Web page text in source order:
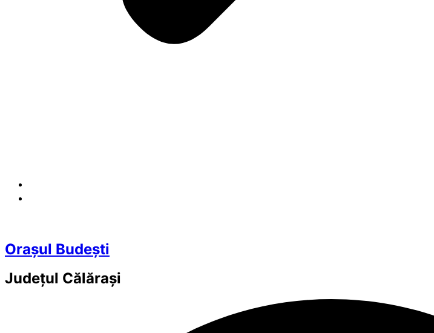
Orașul Budești
Județul Călărași